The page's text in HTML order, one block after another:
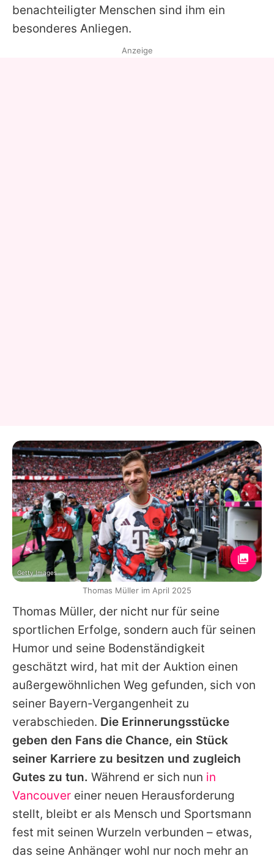
benachteiligter Menschen sind ihm ein
besonderes Anliegen.
Thomas Müller, der nicht nur für seine
sportlichen Erfolge, sondern auch für seinen
Humor und seine Bodenständigkeit
geschätzt wird, hat mit der Auktion einen
außergewöhnlichen Weg gefunden, sich von
seiner Bayern-Vergangenheit zu
verabschieden. Die Erinnerungsstücke
geben den Fans die Chance, ein Stück
seiner Karriere zu besitzen und zugleich
Gutes zu tun. Während er sich nun in
Vancouver einer neuen Herausforderung
stellt, bleibt er als Mensch und Sportsmann
fest mit seinen Wurzeln verbunden – etwas,
das seine Anhänger wohl nur noch mehr an
Anzeige
Getty Images
Thomas Müller im April 2025